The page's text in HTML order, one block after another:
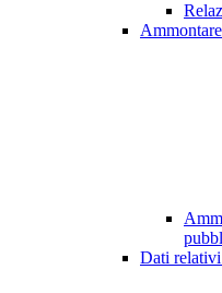
Dati